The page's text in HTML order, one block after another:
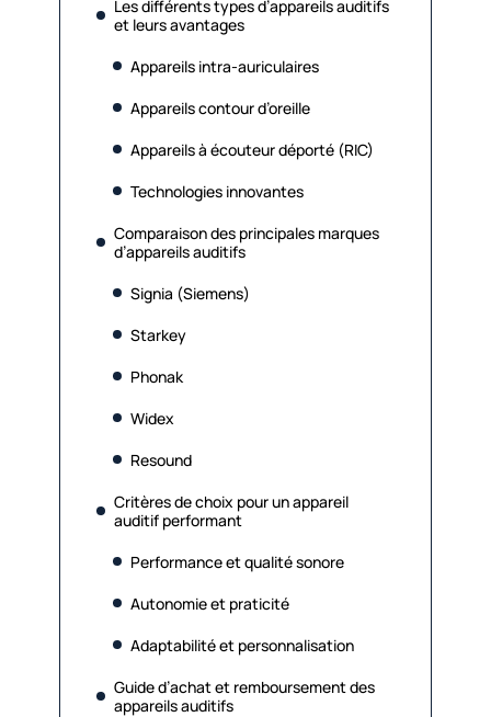
Les différents types d’appareils auditifs
et leurs avantages
Appareils intra-auriculaires
Appareils contour d’oreille
Appareils à écouteur déporté (RIC)
Technologies innovantes
Comparaison des principales marques
d’appareils auditifs
Signia (Siemens)
Starkey
Phonak
Widex
Resound
Critères de choix pour un appareil
auditif performant
Performance et qualité sonore
Autonomie et praticité
Adaptabilité et personnalisation
Guide d’achat et remboursement des
appareils auditifs